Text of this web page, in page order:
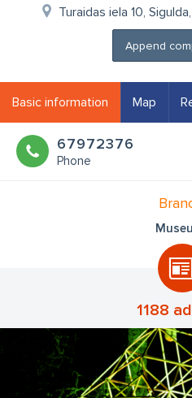
Turaidas iela 10,
Append
Basic information Map
67972376
Phone
1188